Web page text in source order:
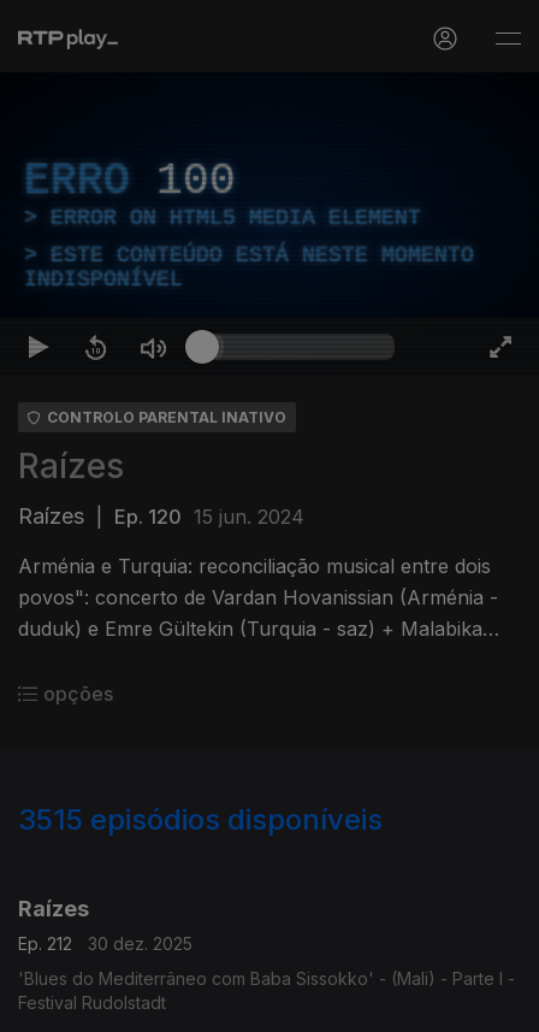
ERRO 100
ERROR ON HTML5 MEDIA ELEMENT
ESTE CONTEÚDO ESTÁ NESTE MOMENTO
INDISPONÍVEL
CONTROLO PARENTAL INATIVO
Raízes
Raízes Ep. 120 15 jun. 2024
Arménia e Turquia: reconciliação musical entre dois
povos": concerto de Vardan Hovanissian (Arménia -
duduk) e Emre Gültekin (Turquia - saz) + Malabika
opções
3515 episódios disponíveis
Raízes
Ep. 212
30 dez. 2025
'Blues do Mediterrâneo com Baba Sissokko' - (Mali) - Parte I -
Festival Rudolstadt